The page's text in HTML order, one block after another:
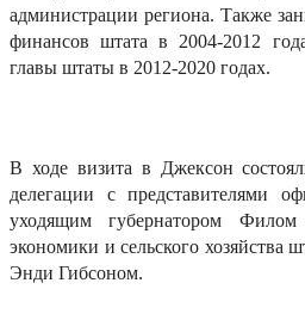
администрации региона. Также
финансов штата в 2004-2012
главы штаты в 2012-2020 годах.
В ходе визита в Джексон
делегации с представителями
уходящим губернатором
экономики и сельского хозяйства
Энди Гибсоном.